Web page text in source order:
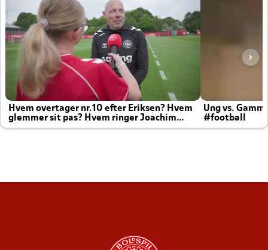
Hvem overtager nr.10 efter Eriksen? Hvem
glemmer sit pas? Hvem ringer Joachim
altid til efter kampe?
Ung vs.
#football